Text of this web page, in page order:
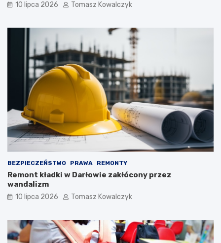
10 lipca 2026 Tomasz Kowalczyk
BEZPIECZEŃSTWO PRAWA REMONTY
Remont kładki w Darłowie zakłócony przez
wandalizm
10 lipca 2026 Tomasz Kowalczyk